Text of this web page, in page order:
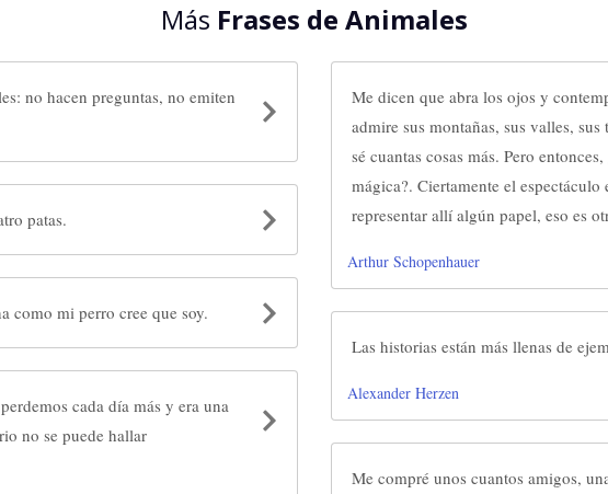
Más Frases de Animales
no hacen preguntas, no emiten
patas.
como mi perro cree que soy.
cada día más y era una
no se puede hallar
Me dicen que abra los ojos y
admire sus montañas, sus valles,
sé cuantas cosas más. Pero
mágica?. Ciertamente el
representar allí algún papel, eso es
Arthur Schopenhauer
Las historias están más llenas de
Alexander Herzen
Me compré unos cuantos amigos,